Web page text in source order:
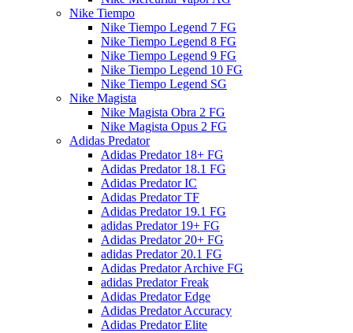
Nike Tiempo
Nike Tiempo Legend 7 FG
Nike Tiempo Legend 8 FG
Nike Tiempo Legend 9 FG
Nike Tiempo Legend 10 FG
Nike Tiempo Legend SG
Nike Magista
Nike Magista Obra 2 FG
Nike Magista Opus 2 FG
Adidas Predator
Adidas Predator 18+ FG
Adidas Predator 18.1 FG
Adidas Predator IC
Adidas Predator TF
Adidas Predator 19.1 FG
adidas Predator 19+ FG
Adidas Predator 20+ FG
adidas Predator 20.1 FG
Adidas Predator Archive FG
adidas Predator Freak
Adidas Predator Edge
Adidas Predator Accuracy
Adidas Predator Elite